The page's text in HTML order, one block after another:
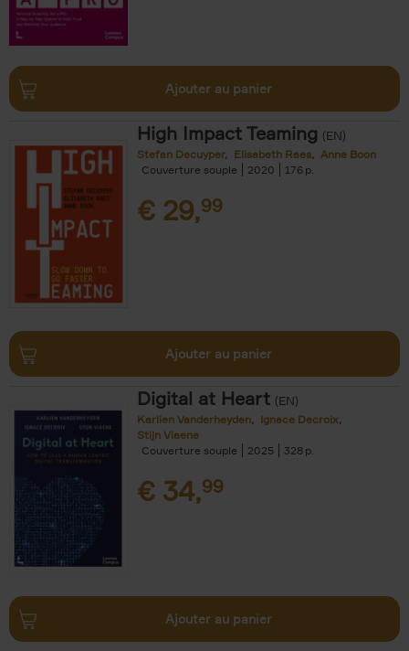
Ajouter au panier
High Impact Teaming (EN)
Stefan Decuyper Elisabeth Raes
Anne Boon
Couverture souple
2020 176
€ 29,99
Ajouter au panier
Digital at Heart (EN)
Karlien Vanderheyden
Ignace Decroix
Stijn Viaene
Couverture souple
2025 328
€ 34,99
Ajouter au panier